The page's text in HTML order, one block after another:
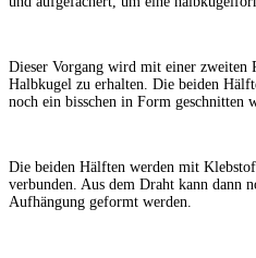
Dieser Vorgang wird mit einer zweiten
Halbkugel zu erhalten. Die beiden
noch ein bisschen in Form geschnitten
Die beiden Hälften werden mit
verbunden. Aus dem Draht kann dann
Aufhängung geformt werden.